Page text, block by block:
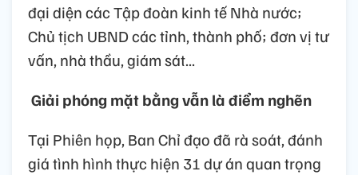
đại diện các Tập đoàn kinh tế Nhà nước;
Chủ tịch UBND các tỉnh, thành phố; đơn vị tư
vấn, nhà thầu, giám sát...
Giải phóng mặt bằng vẫn là điểm nghẽn
Tại Phiên họp, Ban Chỉ đạo đã rà soát, đánh
giá tình hình thực hiện 31 dự án quan trọng